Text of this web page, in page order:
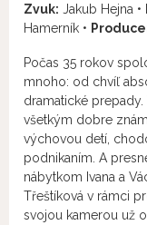
Zvuk: Jakub Hejna •
Hamerník •
Počas 35 rokov
mnoho: od chvíľ
dramatické prepady.
všetkým dobre
výchovou detí,
podnikaním. A
nábytkom Ivana a
Třeštíková v rámci
svojou kamerou už